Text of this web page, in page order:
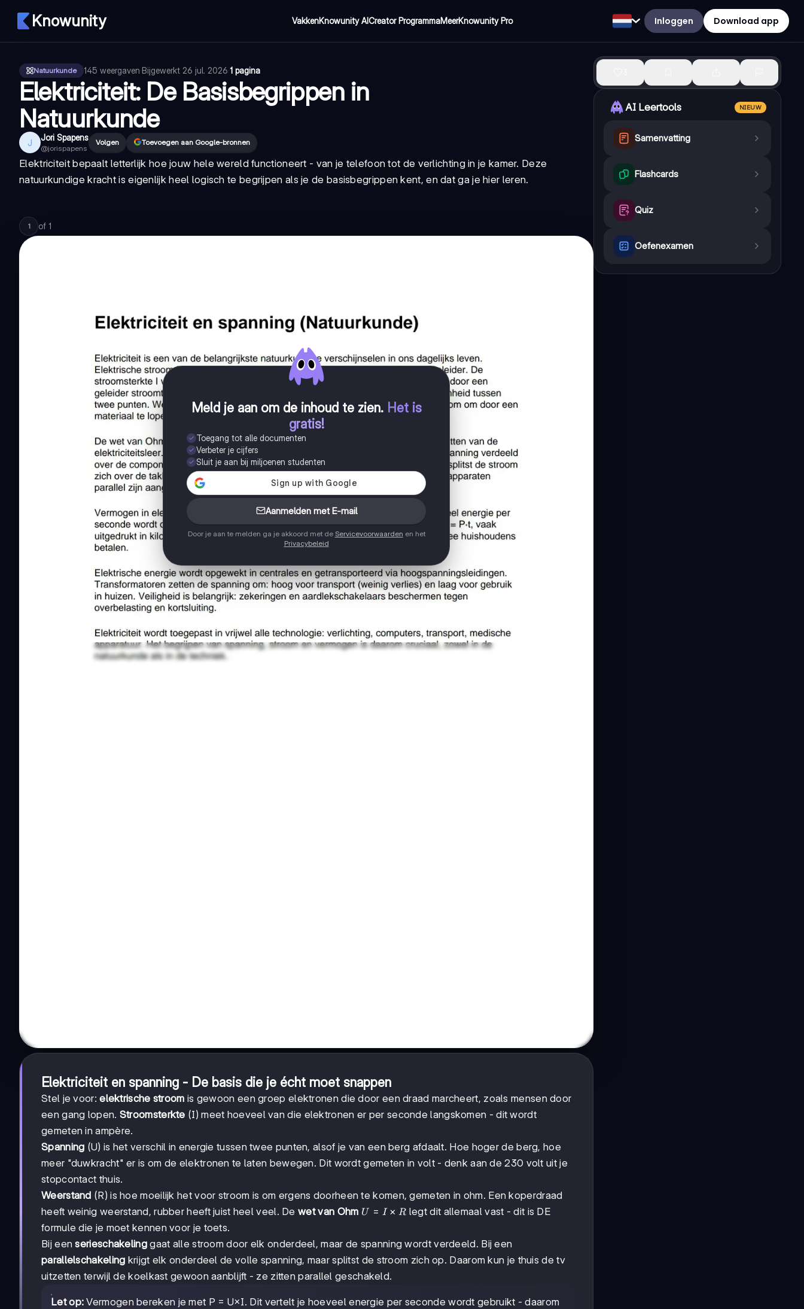
Knowunity VakkenKnowunity AICreator ProgrammaMeerKnowunity Pro Inloggen Download app
Natuurkunde 145 weergaven·Bijgewerkt 26 jul. 2026·1 pagina
Elektriciteit: De Basisbegrippen in
Natuurkunde
J Jori Spapens
@jorispapens
Volgen Toevoegen aan Google-bronnen
Elektriciteit bepaalt letterlijk hoe jouw hele wereld functioneert - van je telefoon tot de verlichting in je kamer. Deze
natuurkundige kracht is eigenlijk heel logisch te begrijpen als je de basisbegrippen kent, en dat ga je hier leren.
1 of 1
Meld je aan om de inhoud te zien. Het is
gratis!
Toegang tot alle documenten
Verbeter je cijfers
Sluit je aan bij miljoenen studenten
Aanmelden met E-mail
Door je aan te melden ga je akkoord met de Servicevoorwaarden en het
Privacybeleid
Elektriciteit en spanning - De basis die je écht moet snappen
Stel je voor:elektrische stroom is gewoon een groep elektronen die door een draad marcheert, zoals mensen door
een gang lopen. Stroomsterkte (I) meet hoeveel van die elektronen er per seconde langskomen - dit wordt
gemeten in ampère.
Spanning (U) is het verschil in energie tussen twee punten, alsof je van een berg afdaalt. Hoe hoger de berg, hoe
meer "duwkracht" er is om de elektronen te laten bewegen. Dit wordt gemeten in volt - denk aan de 230 volt uit je
stopcontact thuis.
Weerstand (R) is hoe moeilijk het voor stroom is om ergens doorheen te komen, gemeten in ohm. Een koperdraad
heeft weinig weerstand, rubber heeft juist heel veel. Dewet van Ohm U =
U = I × R legt dit allemaal vast - dit is DE
formule die je moet kennen voor je toets.
Bij eenserieschakelinggaat alle stroom door elk onderdeel, maar de spanning wordt verdeeld. Bij een
parallelschakeling krijgt elk onderdeel de volle spanning, maar splitst de stroom zich op. Daarom kun je thuis de tv
uitzetten terwijl de koelkast gewoon aanblĳft - ze zitten parallel geschakeld.
Let op: Vermogen bereken je met P = U×I. Dit vertelt je hoeveel energie per seconde wordt gebruikt - daarom
AI Leertools NIEUW
Samenvatting
Flashcards
Quiz
Oefenexamen